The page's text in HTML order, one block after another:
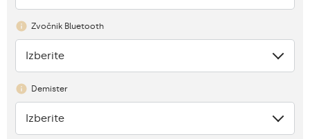
Zvočnik Bluetooth
Ni
Izberite
Demister
Ni
Izberite